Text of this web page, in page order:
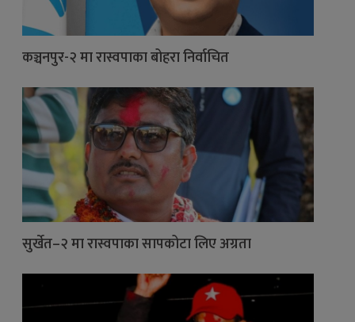
कञ्चनपुर-२ मा रास्वपाका बोहरा निर्वाचित
सुर्खेत–२ मा रास्वपाका सापकोटा लिए अग्रता